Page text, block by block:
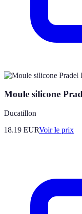
Moule silicone
Ducatillon
18.19 EURVoir le prix